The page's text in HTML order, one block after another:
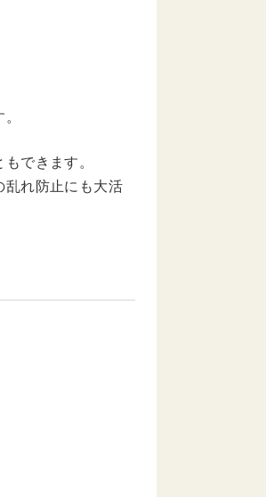
できます。
乱れ防止にも大活